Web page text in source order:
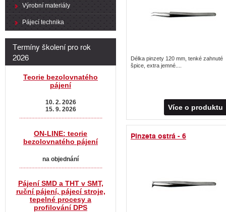
Délka pinzety 120 mm, tenké zahnuté
špice, extra jemné....
Více o produktu
Pinzeta ostrá - 6
Výrobní materiály
Pájecí technika
Termíny školení pro rok
2026
Teorie bezolovnatého
pájení
10. 2. 2026
15. 9. 2026
.......................................................
ON-LINE: teorie
bezolovnatého pájení
na objednání
Pájení SMD a THT v SMT,
ruční pájení, pájecí stroje,
tepelné procesy a
profilování DPS